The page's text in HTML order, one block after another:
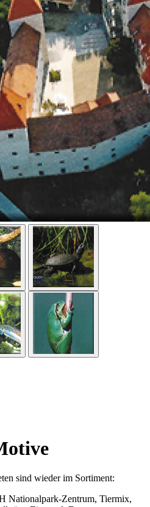
sind wieder im Sortiment:
Nationalpark-Zentrum, Tiermix,